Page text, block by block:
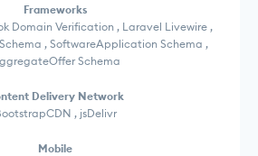
Frameworks
Domain Verification , Laravel Livewire ,
, SoftwareApplication Schema ,
Schema
Delivery Network
, jsDelivr
Mobile